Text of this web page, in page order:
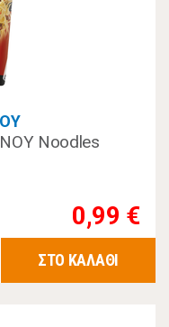
Noodles
0,99 €
ΣΤΟ ΚΑΛΑΘΙ